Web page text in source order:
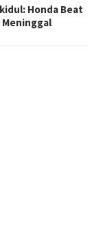
Honda Beat
Meninggal